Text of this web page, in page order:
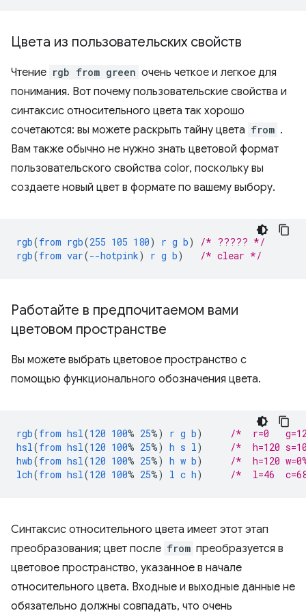
Цвета из пользовательских свойств
Чтение rgb from green очень четкое и легкое для
понимания. Вот почему пользовательские свойства и
синтаксис относительного цвета так хорошо
сочетаются: вы можете раскрыть тайну цвета from .
Вам также обычно не нужно знать цветовой формат
пользовательского свойства color, поскольку вы
создаете новый цвет в формате по вашему выбору.
rgb(from rgb(255 105 180) r g b)
/* ????? */
rgb(from var(--hotpink) r g b) /* clear */
Работайте в предпочитаемом вами
цветовом пространстве
Вы можете выбрать цветовое пространство с
помощью функционального обозначения цвета.
rgb(from hsl (120 100% 25%) r g b)
/*  r=0
hsl (from hsl (120 100% 25%) h s l )
/*  h=120
hwb(from hsl (120 100% 25%) h w b)
/*  h=120
lch(from hsl (120 100% 25%) l c h) /*  l=46
Синтаксис относительного цвета имеет этот этап
преобразования; цвет после from преобразуется в
цветовое пространство, указанное в начале
относительного цвета. Входные и выходные данные не
обязательно должны совпадать, что очень